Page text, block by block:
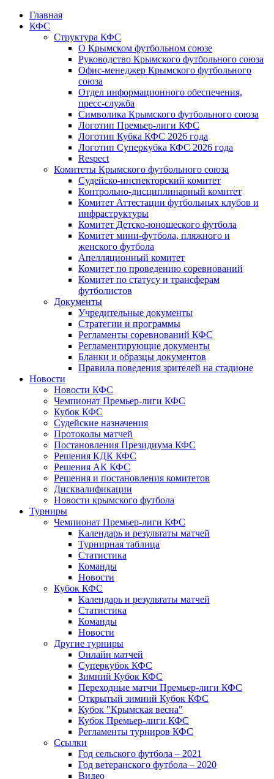
Главная
КФС
Структура КФС
О Крымском футбольном союзе
Руководство Крымского футбольного союза
Офис-менеджер Крымского футбольного
союза
Отдел информационного обеспечения,
пресс-служба
Символика Крымского футбольного союза
Логотип Премьер-лиги КФС
Логотип Кубка КФС 2026 года
Логотип Суперкубка КФС 2026 года
Respect
Комитеты Крымского футбольного союза
Судейско-инспекторский комитет
Контрольно-дисциплинарный комитет
Комитет Аттестации футбольных клубов и
инфраструктуры
Комитет Детско-юношеского футбола
Комитет мини-футбола, пляжного и
женского футбола
Апелляционный комитет
Комитет по проведению соревнований
Комитет по статусу и трансферам
футболистов
Документы
Учредительные документы
Стратегии и программы
Регламенты соревнований КФС
Регламентирующие документы
Бланки и образцы документов
Правила поведения зрителей на стадионе
Новости
Новости КФС
Чемпионат Премьер-лиги КФС
Кубок КФС
Судейские назначения
Протоколы матчей
Постановления Президиума КФС
Решения КДК КФС
Решения АК КФС
Решения и постановления комитетов
Дисквалификации
Новости крымского футбола
Турниры
Чемпионат Премьер-лиги КФС
Календарь и результаты матчей
Турнирная таблица
Статистика
Команды
Новости
Кубок КФС
Календарь и результаты матчей
Статистика
Команды
Новости
Другие турниры
Онлайн матчей
Суперкубок КФС
Зимний Кубок КФС
Переходные матчи Премьер-лиги КФС
Открытый зимний Кубок КФС
Кубок "Крымская весна"
Кубок Премьер-лиги КФС
Регламенты турниров КФС
Ссылки
Год сельского футбола – 2021
Год ветеранского футбола – 2020
Видео